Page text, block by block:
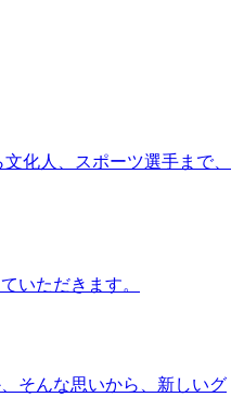
化人、スポーツ選手まで、
いただきます。
そんな思いから、新しいグ